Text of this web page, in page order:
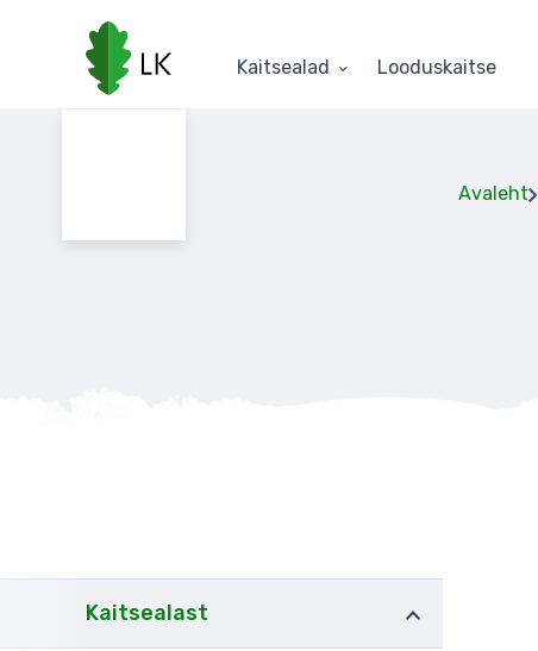
Kaitsealad Looduskaitse
Avaleht
Kaitsealast